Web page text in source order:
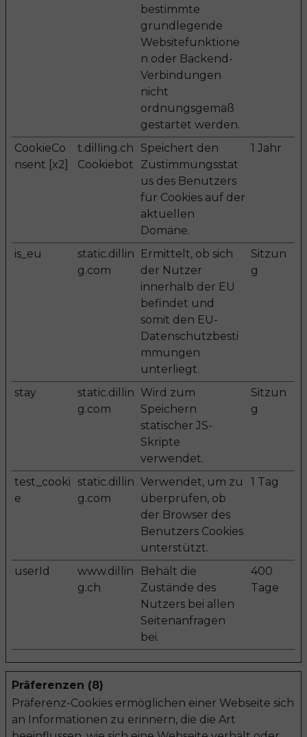
bestimmte
grundlegende
Websitefunktione
n oder Backend-
Verbindungen
nicht
ordnungsgemäß
gestartet werden.
CookieCo
nsent [x2]
t.dilling.ch
Cookiebot
Speichert den
Zustimmungsstat
us des Benutzers
für Cookies auf der
aktuellen
Domäne.
1 Jahr
is_eu
static.dillin
g.com
Ermittelt, ob sich
der Nutzer
innerhalb der EU
befindet und
somit den EU-
Datenschutzbesti
mmungen
unterliegt.
Sitzun
g
stay
static.dillin
g.com
Wird zum
Speichern
statischer JS-
Skripte
verwendet.
Sitzun
g
test_cooki
e
static.dillin
g.com
Verwendet, um zu
überprüfen, ob
der Browser des
Benutzers Cookies
unterstützt.
1 Tag
userId
www.dillin
g.ch
Behält die
Zustände des
Nutzers bei allen
Seitenanfragen
bei.
400
Tage
Präferenzen (8)
Präferenz-Cookies ermöglichen einer Webseite sich
an Informationen zu erinnern, die die Art